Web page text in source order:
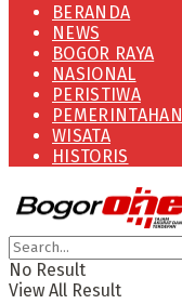
BERANDA
NEWS
BOGOR RAYA
NASIONAL
PERISTIWA
PEMERINTAHAN
WISATA
HISTORIS
No Result
View All Result